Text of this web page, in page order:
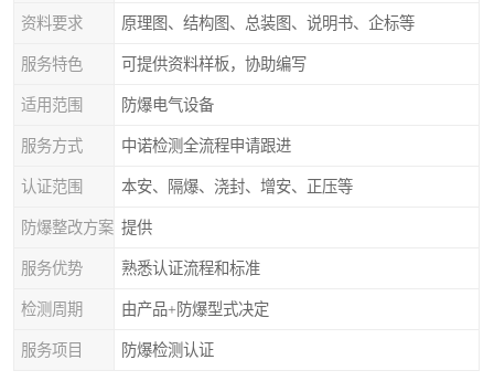
资料要求 原理图、结构图、总装图、说明书、企标等
服务特色 可提供资料样板，协助编写
适用范围 防爆电气设备
服务方式 中诺检测全流程申请跟进
认证范围 本安、隔爆、浇封、增安、正压等
防爆整改方案 提供
服务优势 熟悉认证流程和标准
检测周期 由产品+防爆型式决定
服务项目 防爆检测认证